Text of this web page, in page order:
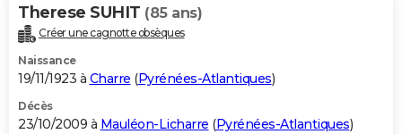
Therese SUHIT (85 ans)
Créer une cagnotte obsèques
Naissance
19/11/1923 à Charre (Pyrénées-Atlantiques)
Décès
23/10/2009 à Mauléon-Licharre (Pyrénées-Atlantiques)